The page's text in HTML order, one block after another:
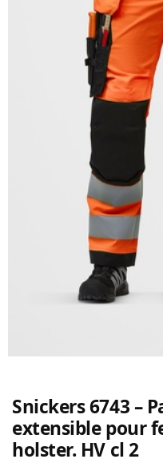
Snickers 6743 –
extensible pour
holster. HV cl 2